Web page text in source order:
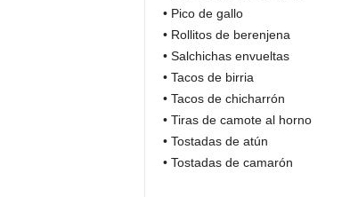
• Pico de gallo
• Rollitos de berenjena
• Salchichas envueltas
• Tacos de birria
• Tacos de chicharrón
• Tiras de camote al horno
• Tostadas de atún
• Tostadas de camarón